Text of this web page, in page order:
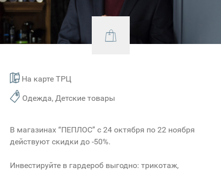
На карте ТРЦ
Одежда, Детские товары
В магазинах “ПЕПЛОС” с 24 октября по 22 ноября
действуют скидки до -50%.
Инвестируйте в гардероб выгодно: трикотаж,